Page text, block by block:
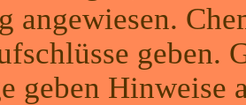
angewiesen.
geben.
geben Hinweise